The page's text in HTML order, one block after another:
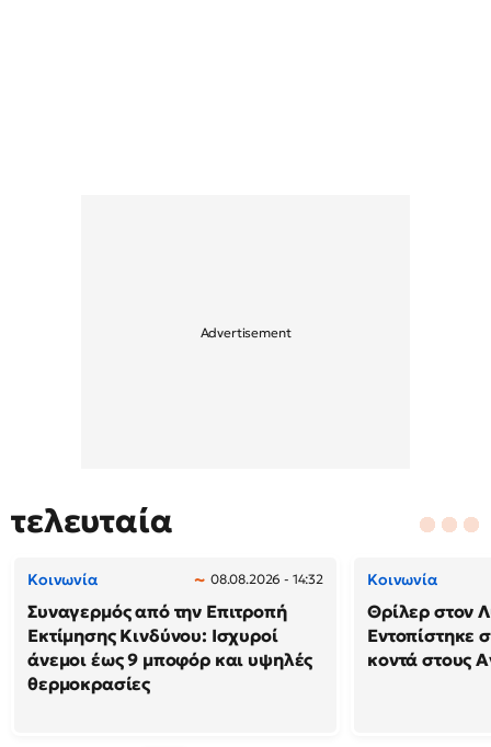
τελευταία
Κοινωνία 08.08.2026 - 14:32
Συναγερμός από την Επιτροπή
Εκτίμησης Κινδύνου: Ισχυροί
άνεμοι έως 9 μποφόρ και υψηλές
θερμοκρασίες
Κοινωνία
Θρίλερ στον
Εντοπίστηκε
κοντά στους